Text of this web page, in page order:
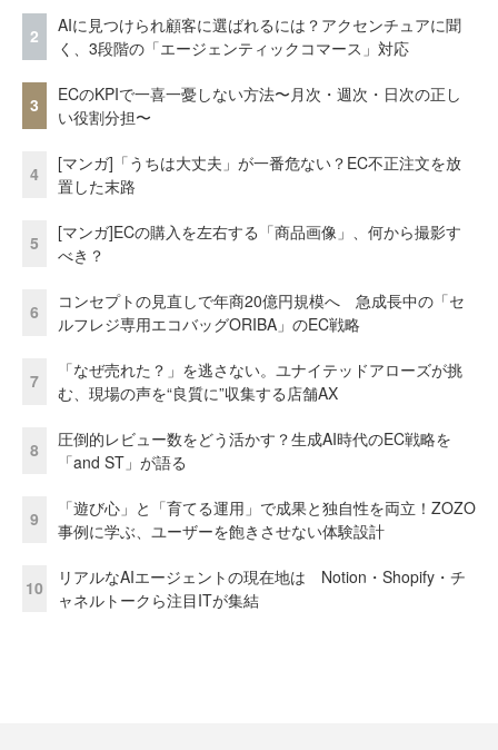
2
AIに見つけられ顧客に選ばれるには？アクセンチュアに聞
く、3段階の「エージェンティックコマース」対応
3
ECのKPIで一喜一憂しない方法〜月次・週次・日次の正し
い役割分担〜
4
[マンガ]「うちは大丈夫」が一番危ない？EC不正注文を放
置した末路
5
[マンガ]ECの購入を左右する「商品画像」、何から撮影す
べき？
6
コンセプトの見直しで年商20億円規模へ 急成長中の「セ
ルフレジ専用エコバッグORIBA」のEC戦略
7
「なぜ売れた？」を逃さない。ユナイテッドアローズが挑
む、現場の声を“良質に”収集する店舗AX
8
圧倒的レビュー数をどう活かす？生成AI時代のEC戦略を
「and ST」が語る
9
「遊び心」と「育てる運用」で成果と独自性を両立！ZOZO
事例に学ぶ、ユーザーを飽きさせない体験設計
10
リアルなAIエージェントの現在地は Notion・Shopify・チ
ャネルトークら注目ITが集結